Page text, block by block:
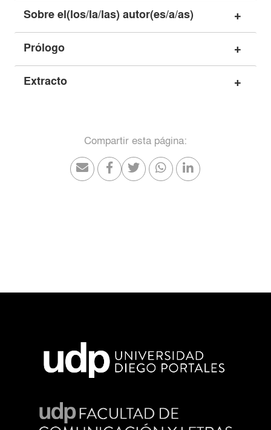
Sobre el(los/la/las) autor(es/a/as)
Prólogo
Extracto
Compartir esta página: